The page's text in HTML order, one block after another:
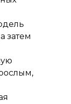
затем